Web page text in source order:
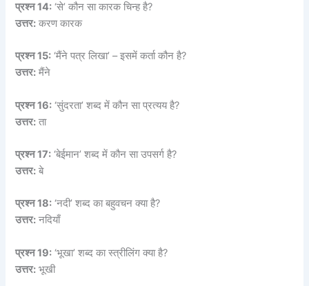
प्रश्न 14: ‘से’ कौन सा कारक चिन्ह है?
उत्तर: करण कारक
प्रश्न 15: ‘मैंने पत्र लिखा’ – इसमें कर्ता कौन है?
उत्तर: मैंने
प्रश्न 16: ‘सुंदरता’ शब्द में कौन सा प्रत्यय है?
उत्तर: ता
प्रश्न 17: ‘बेईमान’ शब्द में कौन सा उपसर्ग है?
उत्तर: बे
प्रश्न 18: ‘नदी’ शब्द का बहुवचन क्या है?
उत्तर: नदियाँ
प्रश्न 19: ‘भूखा’ शब्द का स्त्रीलिंग क्या है?
उत्तर: भूखी